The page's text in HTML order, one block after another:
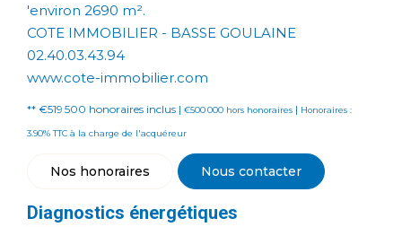
'environ 2690 m².
COTE IMMOBILIER - BASSE GOULAINE
02.40.03.43.94
www.cote-immobilier.com
** €519 500 honoraires inclus | €500 000 hors honoraires | Honoraires :
3.90% TTC à la charge de l'acquéreur
Nos honoraires Nous contacter
Diagnostics énergétiques